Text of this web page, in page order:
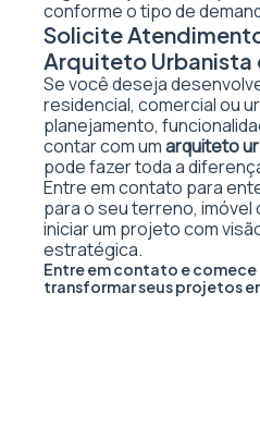
conforme o tipo de
Solicite
Arquiteto Urbanista
Se você deseja
residencial, comercial ou
planejamento,
contar com umarquiteto
pode fazer toda a
Entre em contato para
para o seu terreno,
iniciar um projeto com
estratégica.
Entre em contato e comece
transformar seus projetos